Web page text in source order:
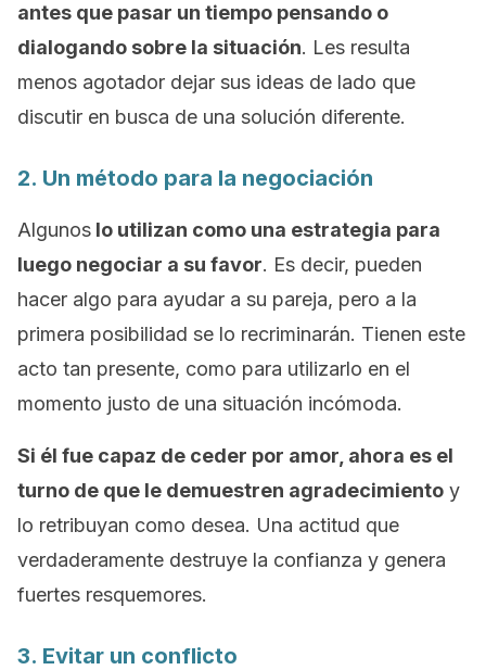
antes que pasar un tiempo pensando o
dialogando sobre la situación. Les resulta
menos agotador dejar sus ideas de lado que
discutir en busca de una solución diferente.
2. Un método para la negociación
Algunos lo utilizan como una estrategia para
luego negociar a su favor. Es decir, pueden
hacer algo para ayudar a su pareja, pero a la
primera posibilidad se lo recriminarán. Tienen este
acto tan presente, como para utilizarlo en el
momento justo de una situación incómoda.
Si él fue capaz de ceder por amor, ahora es el
turno de que le demuestren agradecimiento y
lo retribuyan como desea. Una actitud que
verdaderamente destruye la confianza y genera
fuertes resquemores.
3. Evitar un conflicto